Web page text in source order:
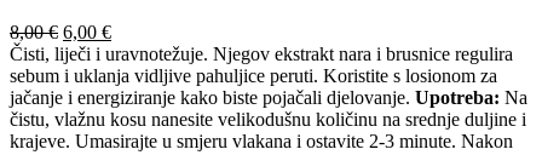
8,00€ Izvorna
cijena
bila
je:
8,00 €.
6,00 €Trenutna
cijena
je:
6,00 €.
Čisti, liječi i uravnotežuje. Njegov ekstrakt nara i brusnice regulira
sebum i uklanja vidljive pahuljice peruti. Koristite s losionom za
jačanje i energiziranje kako biste pojačali djelovanje. Upotreba: Na
čistu, vlažnu kosu nanesite velikodušnu količinu na srednje duljine i
krajeve. Umasirajte u smjeru vlakana i ostavite 2-3 minute. Nakon